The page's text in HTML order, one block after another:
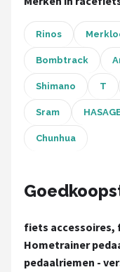
Rinos
Bombtrack
Shimano T
Sram
Chunhua
fiets accessoires,
Hometrainer
pedaalriemen -